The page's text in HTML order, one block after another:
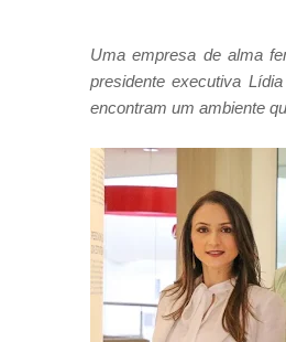
Uma empresa de alma
presidente executiva
encontram um ambiente